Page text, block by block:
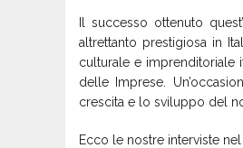
Il successo ottenuto
altrettanto prestigiosa in
culturale e imprenditoriale
delle Imprese.
crescita e lo sviluppo del
Ecco le nostre interviste